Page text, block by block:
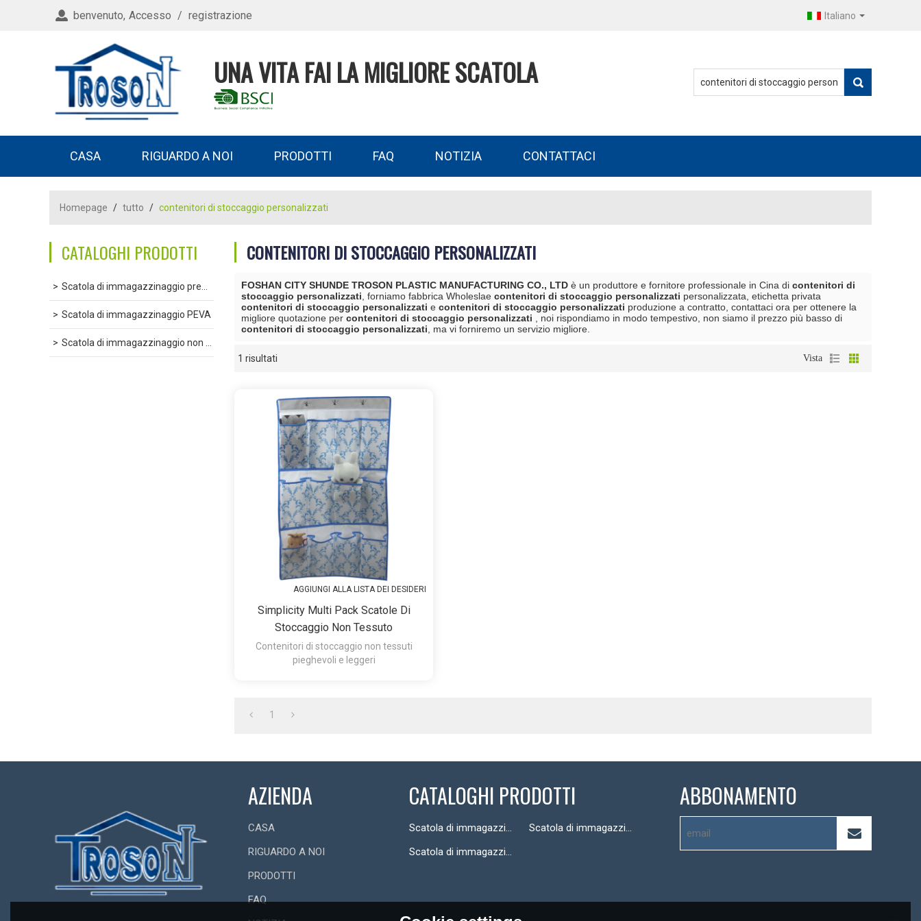
benvenuto, Accesso / registrazione Italiano
UNA VITA FAI LA MIGLIORE SCATOLA
CASA RIGUARDO A NOI PRODOTTI FAQ NOTIZIA CONTATTACI
Homepage / tutto / contenitori di stoccaggio personalizzati
CATALOGHI PRODOTTI
Scatola di immagazzinaggio premuta a caldo
Scatola di immagazzinaggio PEVA
Scatola di immagazzinaggio non tessuto
CONTENITORI DI STOCCAGGIO PERSONALIZZATI
FOSHAN CITY SHUNDE TROSON PLASTIC MANUFACTURING CO., LTD è un produttore e fornitore professionale in Cina di contenitori di
stoccaggio personalizzati , forniamo fabbrica Wholeslae contenitori di stoccaggio personalizzati personalizzata, etichetta privata
contenitori di stoccaggio personalizzati e contenitori di stoccaggio personalizzati produzione a contratto, contattaci ora per ottenere la
migliore quotazione per contenitori di stoccaggio personalizzati , noi rispondiamo in modo tempestivo, non siamo il prezzo più basso di
contenitori di stoccaggio personalizzati , ma vi forniremo un servizio migliore.
1 risultati Vista
AGGIUNGI ALLA LISTA DEI DESIDERI
Simplicity Multi Pack Scatole Di
Stoccaggio Non Tessuto
Contenitori di stoccaggio non tessuti
pieghevoli e leggeri
1
AZIENDA
CASA
RIGUARDO A NOI
PRODOTTI
FAQ
CATALOGHI PRODOTTI
Scatola di immagazzinaggio premuta a caldo
Scatola di immagazzinaggio PEVA
Scatola di immagazzinaggio non tessuto
ABBONAMENTO